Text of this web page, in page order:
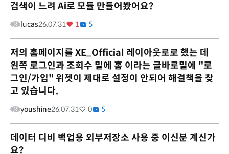
검색이 느려 Ai로 모듈 만들어봤어요?
lucas26.07.31 1 5
저의 홈페이지를 XE_Official 레이아웃로로 했는 데
왼쪽 로그인과 조회수 밑에 홈 이라는 글바로밑에 "로
그인/가입" 위젯이 제대로 설정이 안되어 해결책을 찾
고 있습니다.
youshine26.07.31 0 5
데이터 디비 백업용 외부저장소 사용 중 이신분 계신가
요?